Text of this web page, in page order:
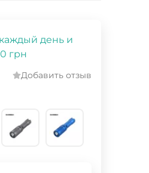
день и
грн
Добавить отзыв